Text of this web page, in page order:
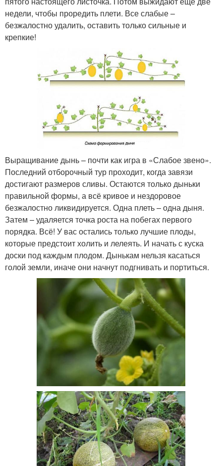
недели, чтобы проредить плети. Все слабые –
безжалостно удалить, оставить только сильные и
крепкие!
Выращивание дынь – почти как игра в «Слабое звено».
Последний отборочный тур проходит, когда завязи
достигают размеров сливы. Остаются только дыньки
правильной формы, а всё кривое и нездоровое
безжалостно ликвидируется. Одна плеть – одна дыня.
Затем – удаляется точка роста на побегах первого
порядка. Всё! У вас остались только лучшие плоды,
которые предстоит холить и лелеять. И начать с куска
доски под каждым плодом. Дынькам нельзя касаться
голой земли, иначе они начнут подгнивать и портиться.